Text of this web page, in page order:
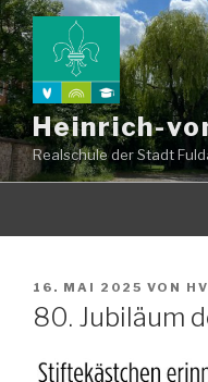
Zum
Inhalt
springen
Heinrich-
Realschule der Stadt
VERÖFFENTLICHT
AM
16. MAI 2025 VON
80. Jubiläum